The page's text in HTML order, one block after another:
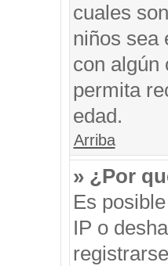
cuales
niños sea
con algún
permita
edad.
Arriba
» ¿Por
Es
IP o